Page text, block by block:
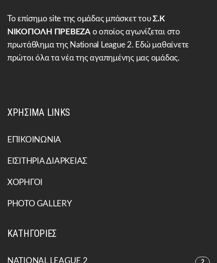
Το επίσημο site της ομάδας μπάσκετ τουΣ.Κ
ΝΙΚΟΠΟΛΗ ΠΡΕΒΕΖΑο οποίος αγωνίζεται στο
πρωτάθλημα της National League 2. Εδώ μαθαίνετε
πρώτοι όλα τα νέα της αγαπημένης μας ομάδας.
ΧΡΗΣΙΜΑ LINKS
ΕΠΙΚΟΙΝΩΝΙΑ
ΕΙΣΙΤΗΡΙΑ ΔΙΑΡΚΕΙΑΣ
ΧΟΡΗΓΟΙ
PHOTO GALLERY
ΚΑΤΗΓΟΡΙΕΣ
NATIONAL LEAGUE 2 2